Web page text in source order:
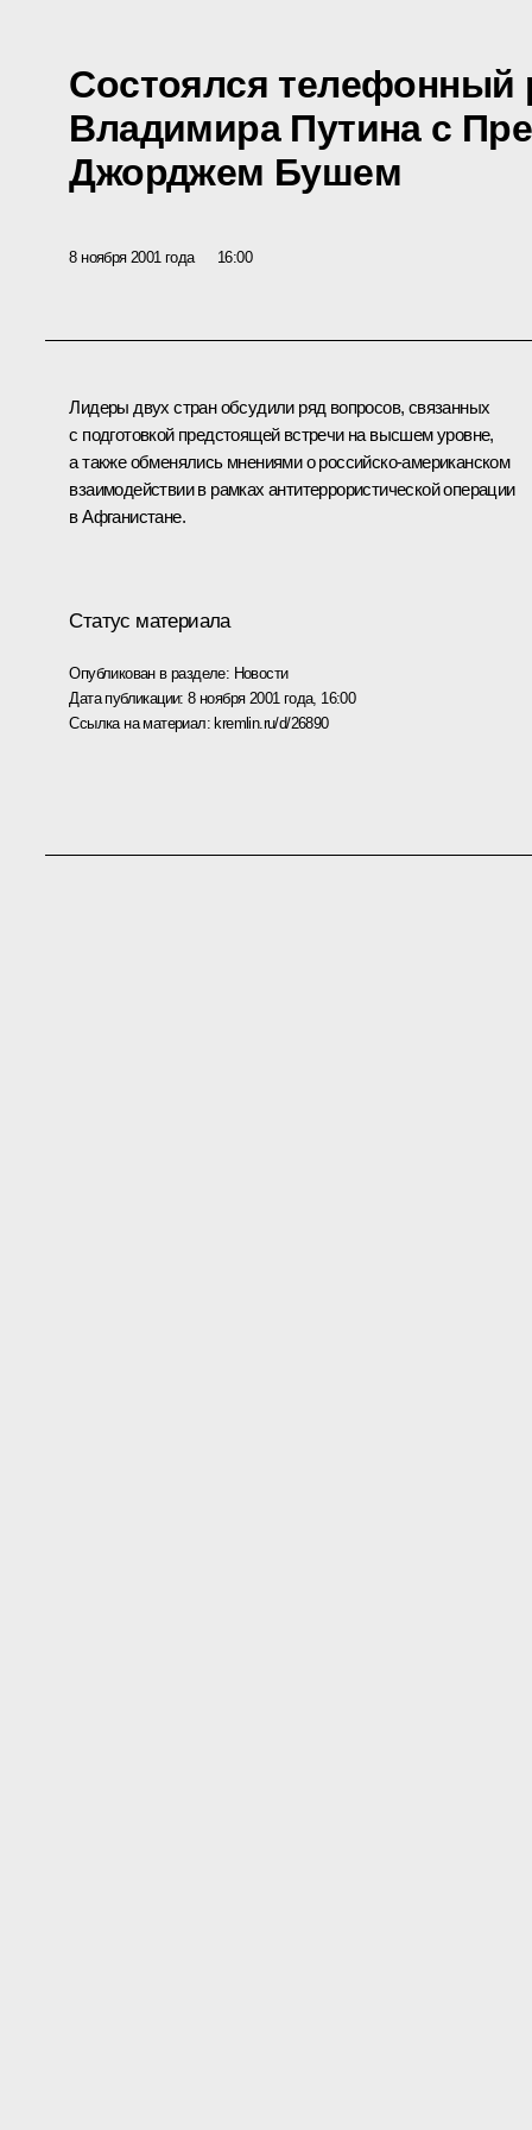
Состоялся телефонный
Владимира Путина с
Джорджем Бушем
8 ноября 2001 года 16:00
Лидеры двух стран обсудили ряд вопросов, связанных
с подготовкой предстоящей встречи на высшем уровне,
а также обменялись мнениями о российско-американском
взаимодействии в рамках антитеррористической операции
в Афганистане.
Статус материала
Опубликован в разделе: Новости
Дата публикации:8 ноября 2001 года, 16:00
Ссылка на материал:kremlin.ru/d/26890